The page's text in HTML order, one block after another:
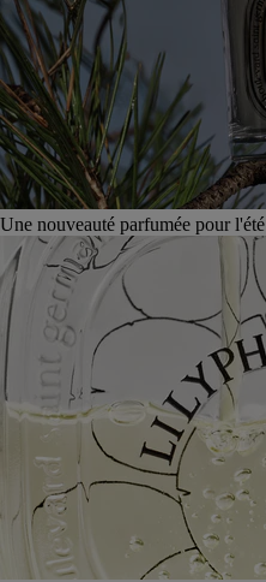
Une nouveauté parfumée pour l'été